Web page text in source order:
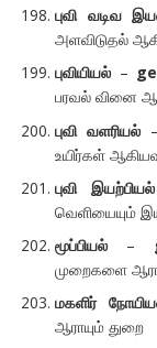
புவி வடிவ
அளவிடுதல்
புவியியல் –
பரவல் வினை
புவி வளரியல்
உயிர்கள்
புவி
இயற்பியல்
வெளியையும்
மூப்பியல் –
முறைகளை
மகளிர்
ஆராயும் துறை